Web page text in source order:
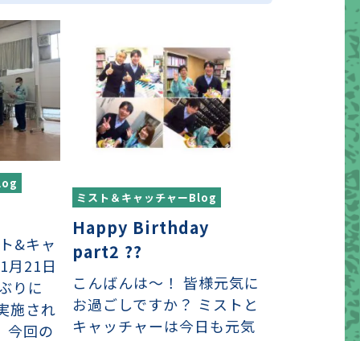
&キャ
月21日
りに
施され
回の
ミスト＆キャッチャーBlog
Happy Birthday
part2 ??
こんばんは〜！ 皆様元気に
お過ごしですか？ ミストと
キャッチャーは今日も元気